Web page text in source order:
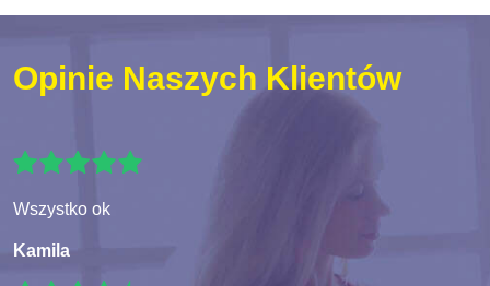
Opinie Naszych Klientów
Wszystko ok
Kamila